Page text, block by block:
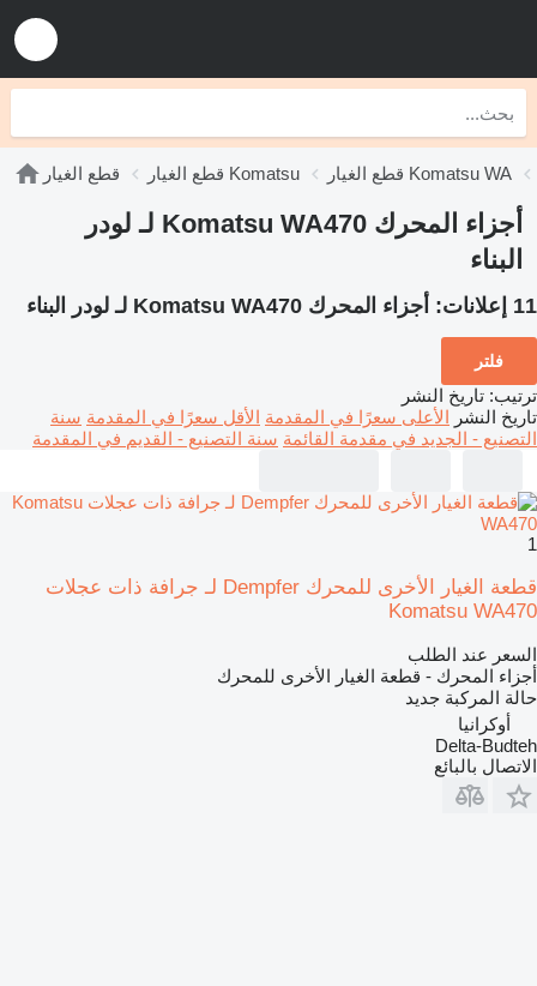
قطع الغيار قطع الغيار Komatsu قطع الغيار Komatsu WA
أجزاء المحرك Komatsu WA470 لـ لودر
البناء
11 إعلانات: أجزاء المحرك Komatsu WA470 لـ لودر البناء
فلتر
ترتيب: تاريخ النشر
تاريخ النشر الأعلى سعرًا في المقدمة الأقل سعرًا في المقدمة سنة
التصنيع - الجديد في مقدمة القائمة سنة التصنيع - القديم في المقدمة
1
قطعة الغيار الأخرى للمحرك Dempfer لـ جرافة ذات عجلات
Komatsu WA470
السعر عند الطلب
أجزاء المحرك - قطعة الغيار الأخرى للمحرك
حالة المركبة جديد
أوكرانيا
Delta-Budteh
الاتصال بالبائع